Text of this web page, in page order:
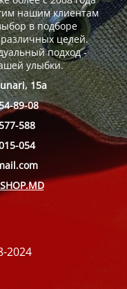
нашим клиентам
в подборе
целей.
подход -
улыбки.
15a
89-08
588
054
2024